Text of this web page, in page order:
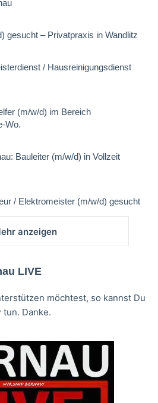
gesucht – Privatpraxis in Wandlitz
/ Hausreinigungsdienst
(m/w/d) im Bereich
Wo.
Bauleiter (m/w/d) in Vollzeit
/ Elektromeister (m/w/d) gesucht
anzeigen
LIVE
möchtest, so kannst Du
tun. Danke.